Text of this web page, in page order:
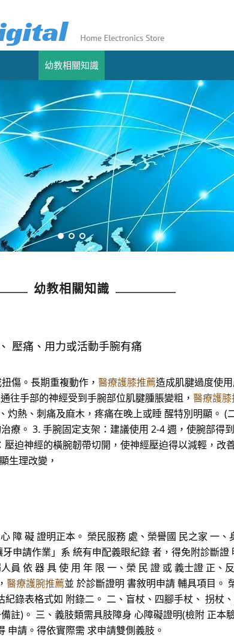
幼教相關知識
幼教相關知識
壓痛、用力或活動手腕有痛
傷。長期重複動作， 醫療護膝推薦造成肌腱過度使
往手部的神經受到手腕部位肌腱腫脹變粗， 醫療護膝
熱、刺痛及麻木，疼痛在晚上或睡 醒特別明顯。 (
療。 3. 手腕固定支架：建議使用 2-4 週，使腕部得
迫神經的橫腕韌帶切開，使神經壓迫得以減輕，改
生理改變，
障 礙 證明正本。 榮民服務 處、榮譽國 民之家 一
申請作業」系 統有申配義眼紀錄 者，得免附診斷
員 依 器 具 使 用 年 限 一、榮 民 證 或 義士證 正、
醫療護腕推薦並 於診斷證明 書敘明申請 輔具項目。
錄表格式如 附錄二。 二、盲杖、四腳手杖、 拐杖
註)。 三、義肢類需具肢障身 心障礙證明(檢附 正本
申請。得依實際需 求申請雙側義肢。